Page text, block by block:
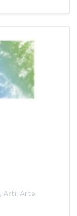
, Arti, Arte